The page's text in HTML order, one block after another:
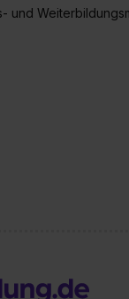
jederzeit mit
und